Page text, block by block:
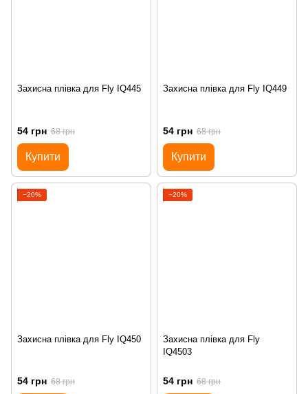
Захисна плівка для Fly IQ445
54 грн 68 грн
Купити
Захисна плівка для Fly IQ449
54 грн 68 грн
Купити
−20%
Захисна плівка для Fly IQ450
54 грн 68 грн
−20%
Захисна плівка для Fly
IQ4503
54 грн 68 грн